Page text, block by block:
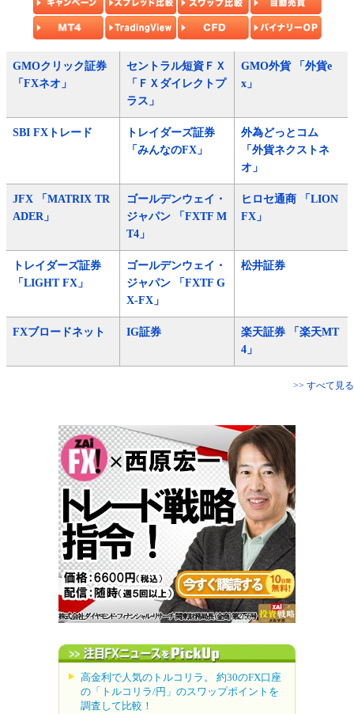
GMOクリック証券
「FXネオ」
セントラル短資ＦＸ
「ＦＸダイレクトプ
ラス」
GMO外貨 「外貨e
x」
SBI FXトレード
トレイダーズ証券
「みんなのFX」
外為どっとコム
「外貨ネクストネ
オ」
JFX 「MATRIX TR
ADER」
ゴールデンウェイ・
ジャパン 「FXTF M
T4」
ヒロセ通商 「LION
FX」
トレイダーズ証券
「LIGHT FX」
ゴールデンウェイ・
ジャパン 「FXTF G
X-FX」
松井証券
FXブロードネット IG証券
楽天証券 「楽天MT
4」
>> すべて見る
高金利で人気のトルコリラ。 約30のFX口座
の「トルコリラ/円」のスワップポイントを
調査して比較！